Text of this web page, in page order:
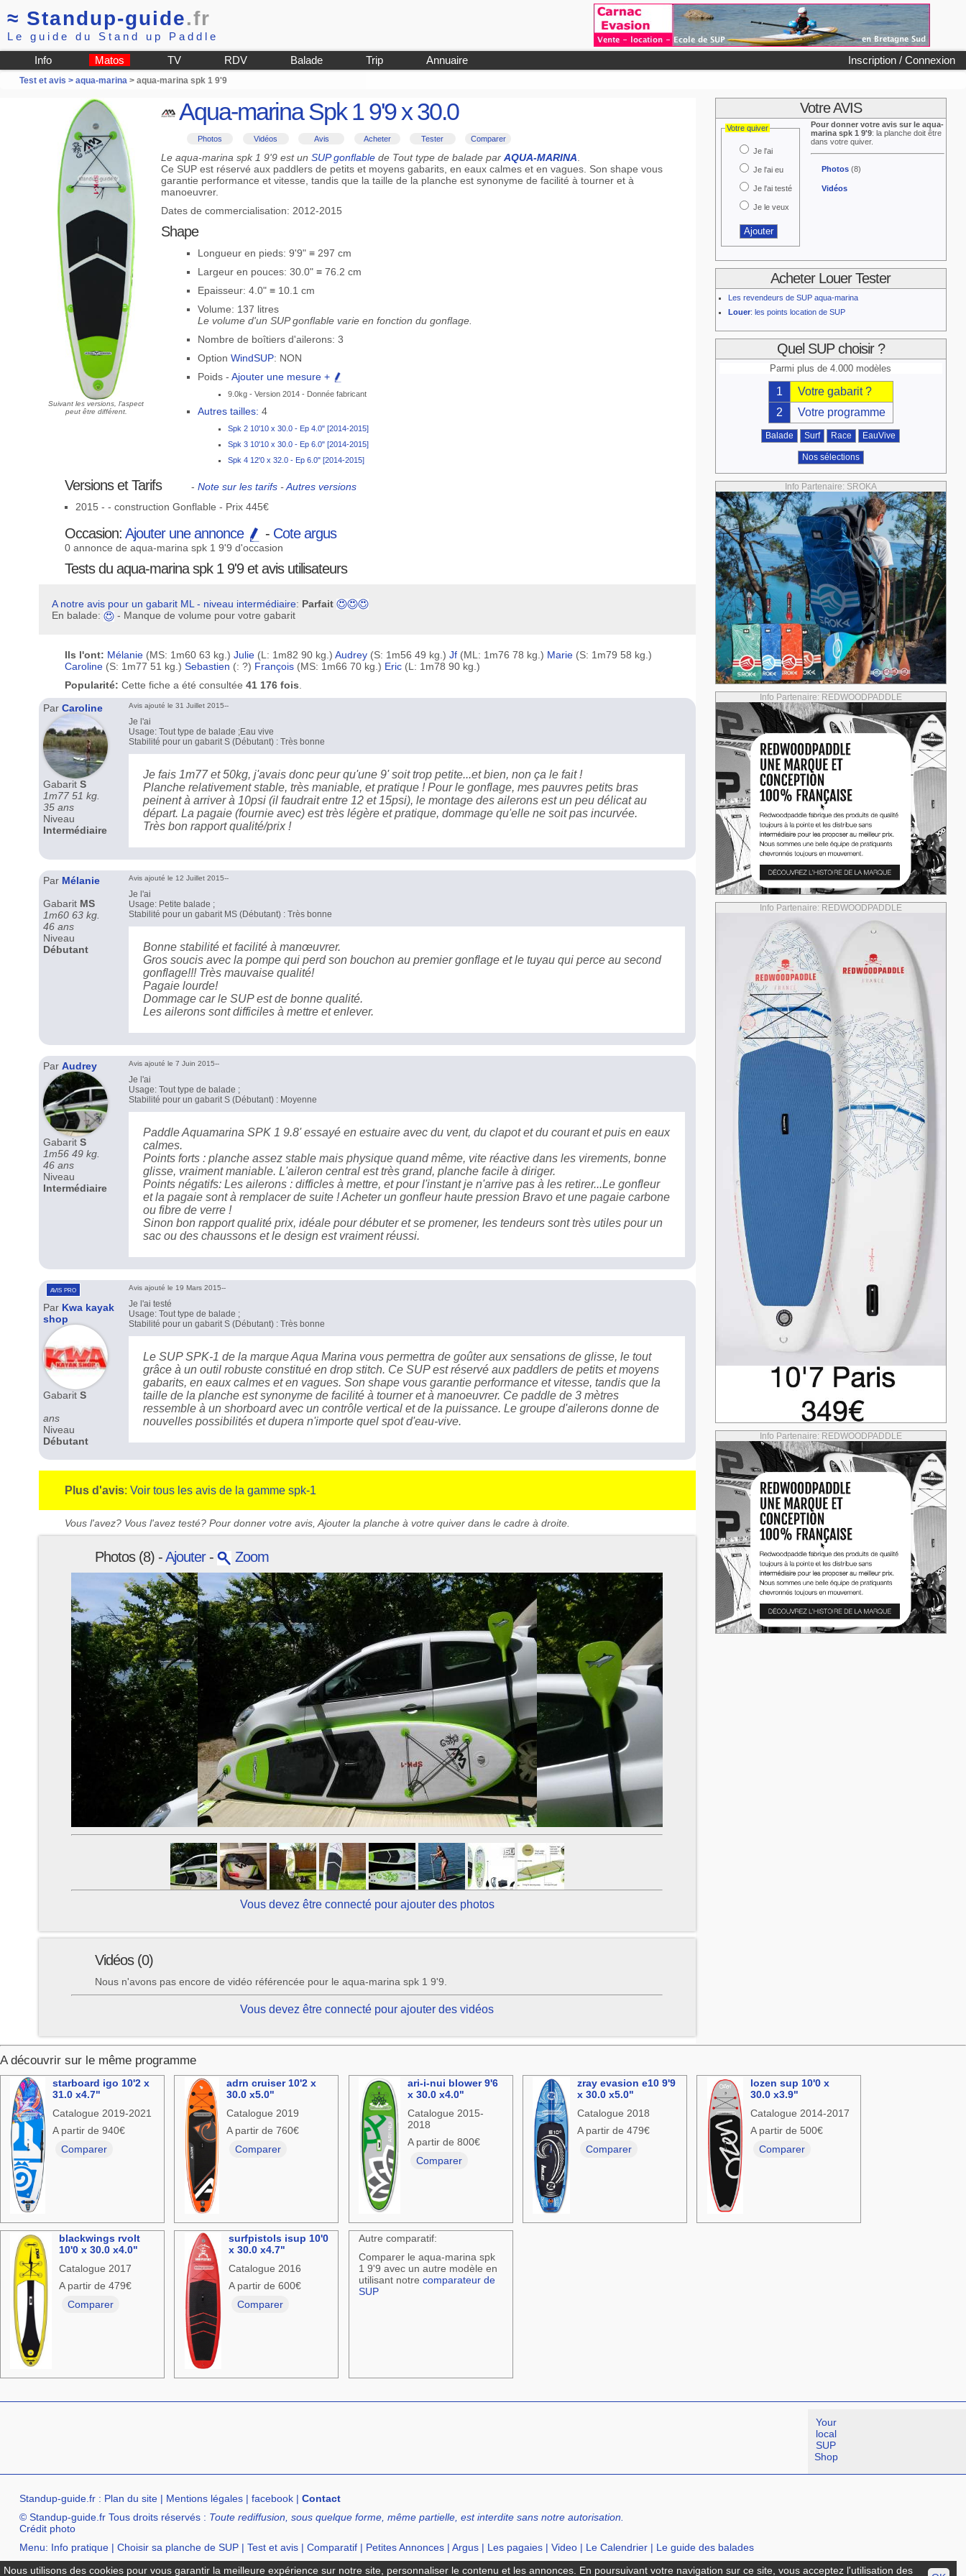
≈ Standup-guide.fr
Le guide du Stand up Paddle
Inscription / Connexion
Info Matos TV RDV Balade Trip Annuaire
Test et avis > aqua-marina> aqua-marina spk 1 9'9
Suivant les versions, l'aspect
peut être différent.
Aqua-marina Spk 1 9'9 x 30.0
Photos Vidéos Avis Acheter Tester Comparer
Le aqua-marina spk 1 9'9 est un SUP gonflablede Tout type de balade par AQUA-MARINA
Ce SUP est réservé aux paddlers de petits et moyens gabarits, en eaux calmes et en vagues. Son shape vous
garantie performance et vitesse, tandis que la taille de la planche est synonyme de facilité à tourner et à
manoeuvrer.
Dates de commercialisation: 2012-2015
Shape
Longueur en pieds: 9'9" ≡ 297 cm
Largeur en pouces: 30.0" ≡ 76.2 cm
Epaisseur: 4.0" ≡ 10.1 cm
Volume: 137 litres
Le volume d'un SUP gonflable varie en fonction du gonflage.
Nombre de boîtiers d'ailerons: 3
OptionWindSUP: NON
Poids -Ajouter une mesure +
9.0kg - Version 2014 - Donnée fabricant
Autres tailles: 4
Spk 2 10'10 x 30.0 - Ep 4.0" [2014-2015]
Spk 3 10'10 x 30.0 - Ep 6.0" [2014-2015]
Spk 4 12'0 x 32.0 - Ep 6.0" [2014-2015]
Versions et Tarifs - Note sur les tarifs-Autres versions
2015 - - construction Gonflable - Prix 445€
Occasion:Ajouter une annonce - Cote argus
0 annonce de aqua-marina spk 1 9'9 d'occasion
Tests du aqua-marina spk 1 9'9 et avis utilisateurs
A notre avis pour un gabarit ML - niveau intermédiaire: Parfait
En balade:
- Manque de volume pour votre gabarit
Ils l'ont: Mélanie (MS: 1m60 63 kg.)Julie (L: 1m82 90 kg.)Audrey (S: 1m56 49 kg.)Jf (ML: 1m76 78 kg.) Marie (S: 1m79 58 kg.)
Caroline (S: 1m77 51 kg.)Sebastien (: ?) François (MS: 1m66 70 kg.) Eric (L: 1m78 90 kg.)
Popularité: Cette fiche a été consultée41 176 fois.
Par Caroline
Gabarit S
1m77 51 kg.
35 ans
Niveau
Intermédiaire
Avis ajouté le 31 Juillet 2015--
Je l'ai
Usage: Tout type de balade ;Eau vive
Stabilité pour un gabarit S (Débutant) : Très bonne
Je fais 1m77 et 50kg, j'avais donc peur qu'une 9' soit trop petite...et bien, non ça le fait !
Planche relativement stable, très maniable, et pratique ! Pour le gonflage, mes pauvres petits bras
peinent à arriver à 10psi (il faudrait entre 12 et 15psi), le montage des ailerons est un peu délicat au
départ. La pagaie (fournie avec) est très légère et pratique, dommage qu'elle ne soit pas incurvée.
Très bon rapport qualité/prix !
Par Mélanie
Gabarit MS
1m60 63 kg.
46 ans
Niveau
Débutant
Avis ajouté le 12 Juillet 2015--
Je l'ai
Usage: Petite balade ;
Stabilité pour un gabarit MS (Débutant) : Très bonne
Bonne stabilité et facilité à manœuvrer.
Gros soucis avec la pompe qui perd son bouchon au premier gonflage et le tuyau qui perce au second
gonflage!!! Très mauvaise qualité!
Pagaie lourde!
Dommage car le SUP est de bonne qualité.
Les ailerons sont difficiles à mettre et enlever.
Par Audrey
Gabarit S
1m56 49 kg.
46 ans
Niveau
Intermédiaire
Avis ajouté le 7 Juin 2015--
Je l'ai
Usage: Tout type de balade ;
Stabilité pour un gabarit S (Débutant) : Moyenne
Paddle Aquamarina SPK 1 9.8' essayé en estuaire avec du vent, du clapot et du courant et puis en eaux
calmes.
Points forts : planche assez stable mais physique quand même, vite réactive dans les virements, bonne
glisse, vraiment maniable. L'aileron central est très grand, planche facile à diriger.
Points négatifs: Les ailerons : difficles à mettre, et pour l'instant je n'arrive pas à les retirer...Le gonfleur
et la pagaie sont à remplacer de suite ! Acheter un gonfleur haute pression Bravo et une pagaie carbone
ou fibre de verre !
Sinon bon rapport qualité prix, idéale pour débuter et se promener, les tendeurs sont très utiles pour un
sac ou des chaussons et le design est vraiment réussi.
avis pro
Par Kwa kayak
shop
Gabarit S
ans
Niveau
Débutant
Avis ajouté le 19 Mars 2015--
Je l'ai testé
Usage: Tout type de balade ;
Stabilité pour un gabarit S (Débutant) : Très bonne
Le SUP SPK-1 de la marque Aqua Marina vous permettra de goûter aux sensations de glisse, le tout
grâce à un outil robuste constitué en drop stitch. Ce SUP est réservé aux paddlers de petits et moyens
gabarits, en eaux calmes et en vagues. Son shape vous garantie performance et vitesse, tandis que la
taille de la planche est synonyme de facilité à tourner et à manoeuvrer. Ce paddle de 3 mètres
ressemble à un shorboard avec un contrôle vertical et de la puissance. Le groupe d'ailerons donne de
nouvelles possibilités et dupera n'importe quel spot d'eau-vive.
Plus d'avis:Voir tous les avis de la gamme spk-1
Vous l'avez? Vous l'avez testé? Pour donner votre avis, Ajouter la planche à votre quiver dans le cadre à droite.
Photos (8) -Ajouter- Zoom
Vous devez être connecté pour ajouter des photos
Vidéos (0)
Nous n'avons pas encore de vidéo référencée pour le aqua-marina spk 1 9'9.
Vous devez être connecté pour ajouter des vidéos
Votre AVIS
Votre quiver
Je l'ai
Je l'ai eu
Je l'ai testé
Je le veux
Pour donner votre avis sur le aqua-
marina spk 1 9'9: la planche doit être
dans votre quiver.
Photos(8)
Vidéos
Acheter Louer Tester
Les revendeurs de SUP aqua-marina
Louer: les points location de SUP
Quel SUP choisir ?
Parmi plus de 4.000 modèles
1
Votre gabarit ?
2
Votre programme
Balade Surf Race EauVive
Nos sélections
Info Partenaire: SROKA
Info Partenaire: REDWOODPADDLE
Info Partenaire: REDWOODPADDLE
Info Partenaire: REDWOODPADDLE
A découvrir sur le même programme
starboard igo 10'2 x
31.0 x4.7"
Catalogue 2019-2021
A partir de 940€
Comparer
adrn cruiser 10'2 x
30.0 x5.0"
Catalogue 2019
A partir de 760€
Comparer
ari-i-nui blower 9'6
x 30.0 x4.0"
Catalogue 2015-
2018
A partir de 800€
Comparer
zray evasion e10 9'9
x 30.0 x5.0"
Catalogue 2018
A partir de 479€
Comparer
lozen sup 10'0 x
30.0 x3.9"
Catalogue 2014-2017
A partir de 500€
Comparer
blackwings rvolt
10'0 x 30.0 x4.0"
Catalogue 2017
A partir de 479€
Comparer
surfpistols isup 10'0
x 30.0 x4.7"
Catalogue 2016
A partir de 600€
Comparer
Autre comparatif:
Comparer le aqua-marina spk
1 9'9 avec un autre modèle en
utilisant notrecomparateur de
SUP
Your
local
SUP
Shop
Standup-guide.fr: Plan du site| Mentions légales| facebook| Contact
© Standup-guide.fr Tous droits réservés : Toute rediffusion, sous quelque forme, même partielle, est interdite sans notre autorisation.
Crédit photo
Menu: Info pratique| Choisir sa planche de SUP| Test et avis| Comparatif| Petites Annonces| Argus| Les pagaies| Video| Le Calendrier| Le guide des balades
Annuaire :
SurfShop et Magasins pour acheter un SUP Points Location de SUP
Ecole de SUP
Nous utilisons des cookies pour vous garantir la meilleure expérience sur notre site, personnaliser le contenu et les annonces. En poursuivant votre navigation sur ce site, vous acceptez l'utilisation des